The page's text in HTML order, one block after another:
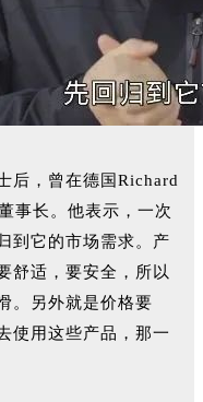
后，曾在德国Richard
事长。他表示，一次
到它的市场需求。产
舒适，要安全，所以
。另外就是价格要
使用这些产品，那一